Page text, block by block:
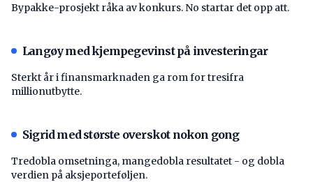
Bypakke-prosjekt råka av konkurs. No startar det opp att.
Langøy med kjempegevinst på investeringar
Sterkt år i finansmarknaden ga rom for tresifra
millionutbytte.
Sigrid med største overskot nokon gong
Tredobla omsetninga, mangedobla resultatet - og dobla
verdien på aksjeporteføljen.